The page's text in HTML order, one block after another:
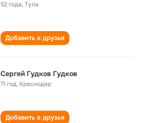
52 года,Тула
Добавить в друзья
Сергей Гудков Гудков
71 год, Краснодар
Добавить в друзья